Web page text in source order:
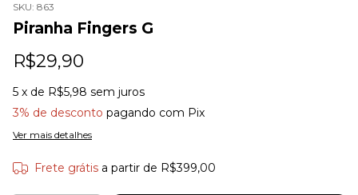
SKU: 863
Piranha Fingers G
R$29,90
5 x de R$5,98 sem juros
3% de desconto pagando com Pix
Ver mais detalhes
Frete grátis a partir de R$399,00